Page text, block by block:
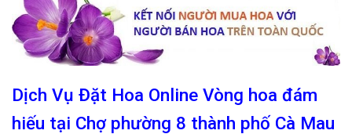
Dịch Vụ Đặt Hoa Online Vòng hoa đám
hiếu tại Chợ phường 8 thành phố Cà Mau